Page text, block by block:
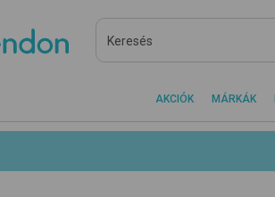
AKCIÓK MÁRKÁK